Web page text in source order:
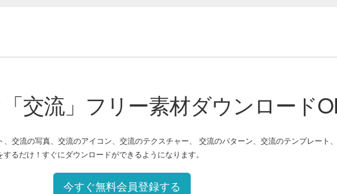
交流」フリー素材ダウンロード
交流の写真、交流のアイコン、交流のテクスチャー、 交流のパターン、交流のテンプレート
るだけ！すぐにダウンロードができるようになります。
今すぐ無料会員登録する